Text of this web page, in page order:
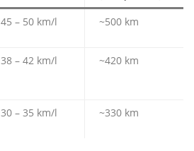
45 – 50 km/l ~500 km
38 – 42 km/l ~420 km
30 – 35 km/l ~330 km